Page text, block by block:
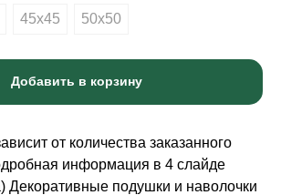
45х45 50х50
Добавить в корзину
от количества заказанного
информация в 4 слайде
Декоративные подушки и наволочки